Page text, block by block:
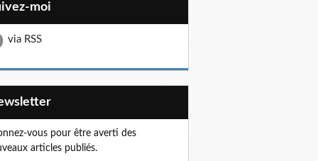
moi
via RSS
vous pour être averti des
articles publiés.